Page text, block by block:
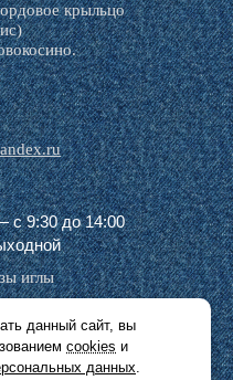
крыльцо
с 9:30 до 14:00
иглы
символика и
в наших картинках
в целях
данный сайт, вы
cookies и
данных.